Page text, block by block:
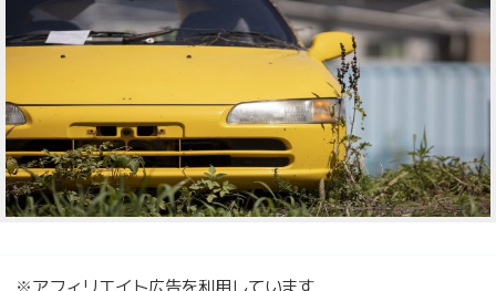
※アフィリエイト広告を利用しています